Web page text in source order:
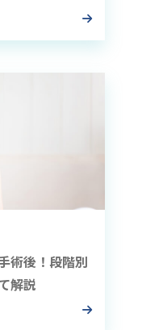
術後！段階別
解説